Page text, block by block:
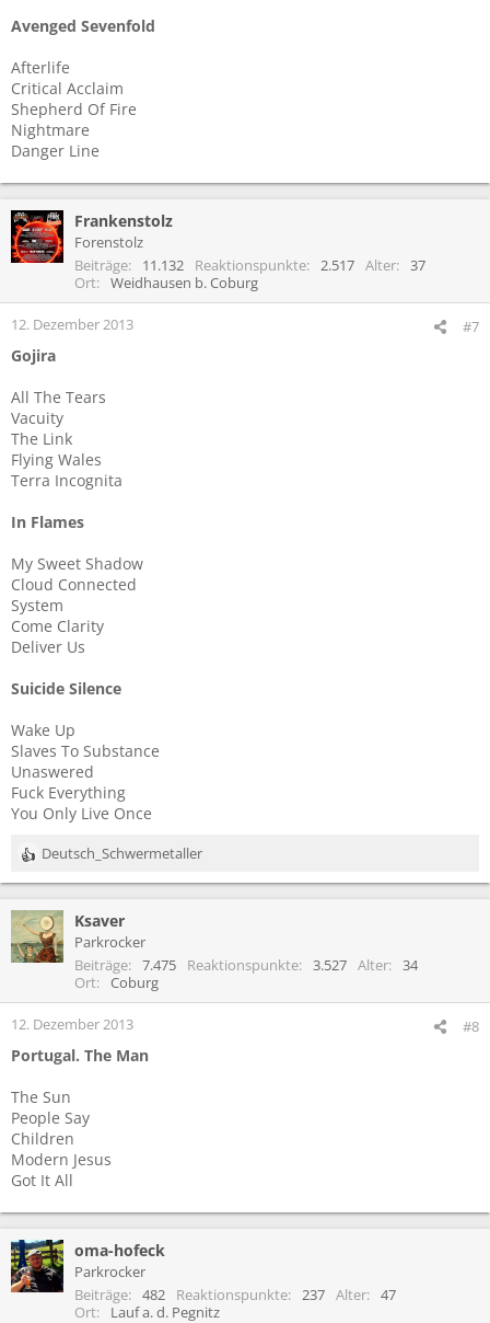
Avenged Sevenfold
Afterlife
Critical Acclaim
Shepherd Of Fire
Nightmare
Danger Line
Frankenstolz
Forenstolz
Beiträge
11.132 Reaktionspunkte 2.517 Alter
37
Ort
Weidhausen b. Coburg
12. Dezember 2013 #7
Gojira
All The Tears
Vacuity
The Link
Flying Wales
Terra Incognita
In Flames
My Sweet Shadow
Cloud Connected
System
Come Clarity
Deliver Us
Suicide Silence
Wake Up
Slaves To Substance
Unaswered
Fuck Everything
You Only Live Once
R
e
k
t
i
n
e
:
Deutsch_Schwermetaller
Ksaver
Parkrocker
Beiträge
7.475 Reaktionspunkte 3.527 Alter
34
Ort
Coburg
12. Dezember 2013 #8
Portugal. The Man
The Sun
People Say
Children
Modern Jesus
Got It All
oma-hofeck
Parkrocker
Beiträge
482 Reaktionspunkte 237 Alter
47
Ort
Lauf a. d. Pegnitz